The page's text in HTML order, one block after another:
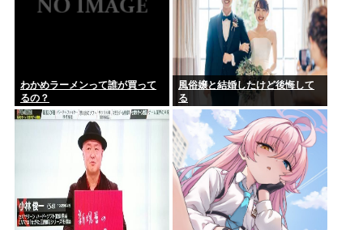
わかめラーメンって誰が買って
るの？
風俗嬢と結婚したけど後悔して
る